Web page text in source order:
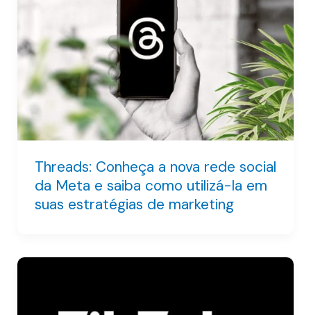
Threads: Conheça a nova rede social
da Meta e saiba como utilizá-la em
suas estratégias de marketing